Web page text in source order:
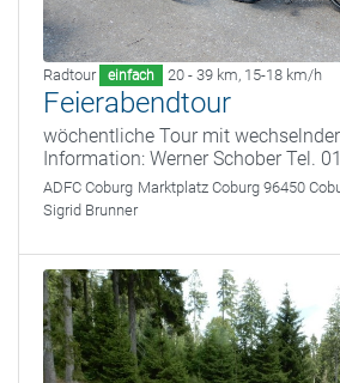
Radtour einfach 20 - 39 km, 15-18 km/h
Feierabendtour
wöchentliche Tour mit
Information: Werner Schober Tel.
ADFC Coburg Marktplatz Coburg 96450
Sigrid Brunner